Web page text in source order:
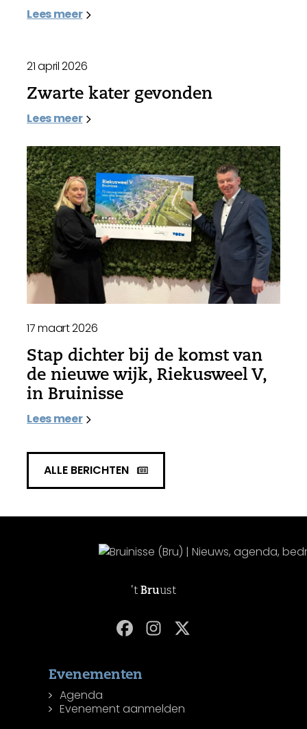
Lees meer
21 april 2026
Zwarte kater gevonden
Lees meer
17 maart 2026
Stap dichter bij de komst van
de nieuwe wijk, Riekusweel V,
in Bruinisse
Lees meer
ALLE BERICHTEN
't Bruust
Evenementen
Agenda
Evenement aanmelden